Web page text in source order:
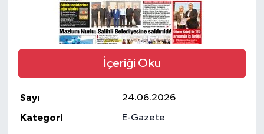
İçeriği Oku
Sayı
24.06.2026
Kategori
E-Gazete